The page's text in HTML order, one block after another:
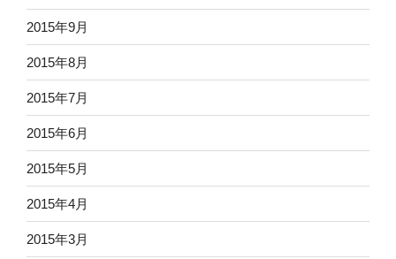
2015年9月
2015年8月
2015年7月
2015年6月
2015年5月
2015年4月
2015年3月